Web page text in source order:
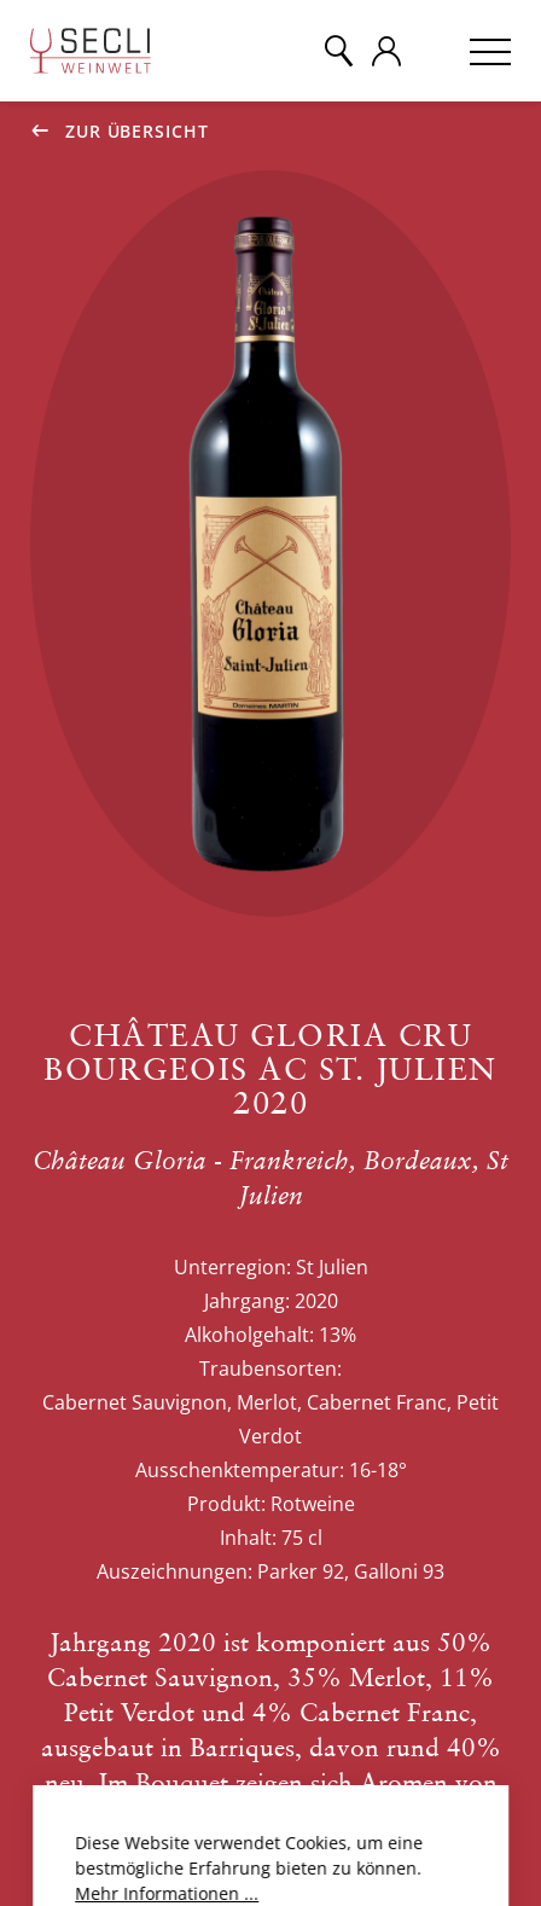
ZUR ÜBERSICHT
CHÂTEAU GLORIA CRU
BOURGEOIS AC ST. JULIEN
2020
Château Gloria - Frankreich, Bordeaux, St
Julien
Unterregion: St Julien
Jahrgang: 2020
Alkoholgehalt: 13%
Traubensorten:
Cabernet Sauvignon, Merlot, Cabernet Franc, Petit
Verdot
Ausschenktemperatur: 16-18°
Produkt: Rotweine
Inhalt: 75 cl
Auszeichnungen: Parker 92, Galloni 93
Jahrgang 2020 ist komponiert aus 50%
Cabernet Sauvignon, 35% Merlot, 11%
Petit Verdot und 4% Cabernet Franc,
ausgebaut in Barriques, davon rund 40%
neu. Im Bouquet zeigen sich Aromen von
etwas Pflaume, dazu feine Töne von
Orangenschale, unterlegt mit floral
Diese Website verwendet Cookies, um eine
bestmögliche Erfahrung bieten zu können.
Mehr Informationen ...